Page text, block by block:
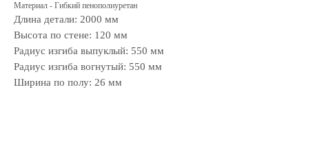
Материал - Гибкий пенополиуретан
Длина детали: 2000 мм
Высота по стене: 120 мм
Радиус изгиба выпуклый: 550 мм
Радиус изгиба вогнутый: 550 мм
Ширина по полу: 26 мм